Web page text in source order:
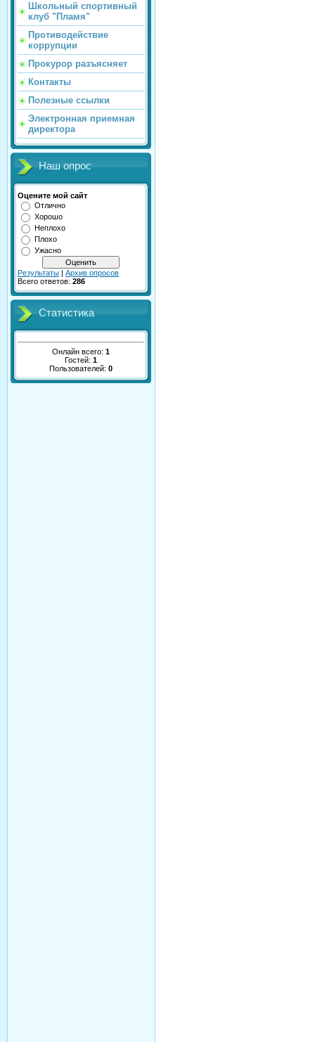
Школьный спортивный
клуб "Пламя"
Противодействие
коррупции
Прокурор разъясняет
Контакты
Полезные ссылки
Электронная приемная
директора
Наш опрос
Оцените мой сайт
Отлично
Хорошо
Неплохо
Плохо
Ужасно
Результаты | Архив опросов
Всего ответов: 286
Статистика
Онлайн всего: 1
Гостей: 1
Пользователей: 0